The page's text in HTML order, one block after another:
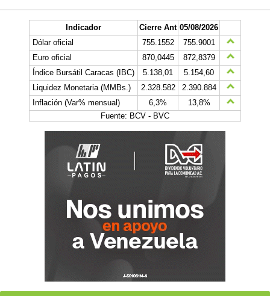
Indicador Cierre Ant 05/08/2026
Dólar oficial
755.1552
755.9001
Euro oficial
870,0445
872,8379
Índice Bursátil Caracas (IBC)
5.138,01
5.154,60
Liquidez Monetaria (MMBs.)
2.328.582
2.390.884
Inflación (Var% mensual)
6,3%
13,8%
Fuente: BCV - BVC